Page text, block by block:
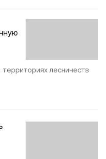
лесничеств